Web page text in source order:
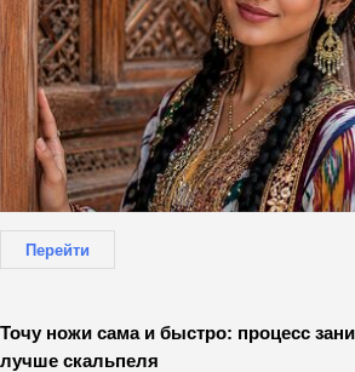
Перейти
Точу ножи сама и быстро: процесс
лучше скальпеля